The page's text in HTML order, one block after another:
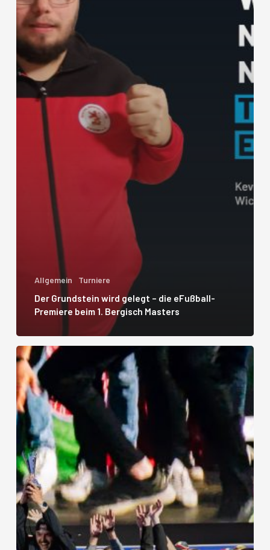
Allgemein Turniere
Der Grundstein wird gelegt – die eFußball-
Premiere beim 1. Bergisch Masters